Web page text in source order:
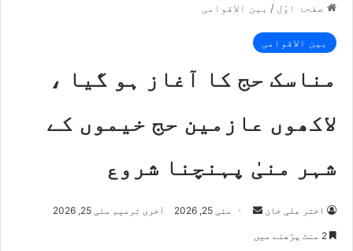
صفحۂ اوّل / بین الاقوامی
بین الاقوامی
مناسک حج کا آغاز ہو گیا ،
لاکھوں عازمین حج خیموں کے
شہر منیٰ پہنچنا شروع
اختر علی خان
Send مئی 25, 2026 آخری ترمیم مئی 25, 2026